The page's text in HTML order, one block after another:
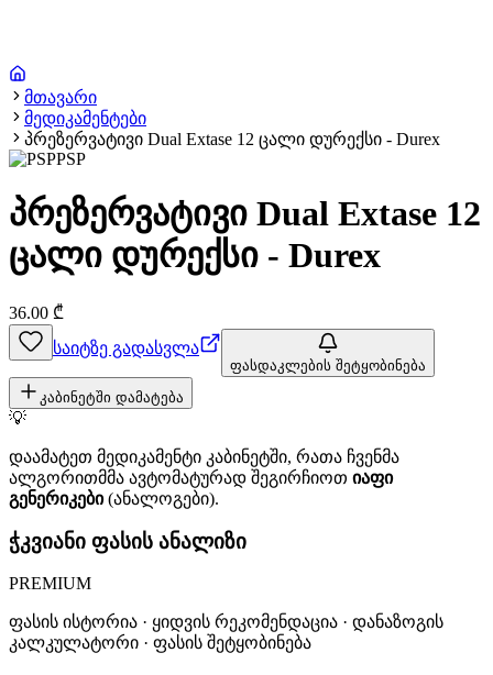
მთავარი
მედიკამენტები
პრეზერვატივი Dual Extase 12 ცალი დურექსი - Durex
PSP
პრეზერვატივი Dual Extase 12
ცალი დურექსი - Durex
36.00 ₾
საიტზე გადასვლა
ფასდაკლების შეტყობინება
კაბინეტში დამატება
💡
დაამატეთ მედიკამენტი კაბინეტში, რათა ჩვენმა
ალგორითმმა ავტომატურად შეგირჩიოთ იაფი
გენერიკები(ანალოგები).
ჭკვიანი ფასის ანალიზი
PREMIUM
ფასის ისტორია · ყიდვის რეკომენდაცია · დანაზოგის
კალკულატორი · ფასის შეტყობინება